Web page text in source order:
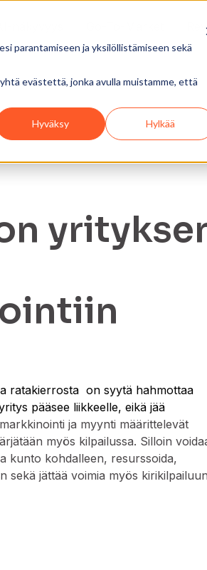
parantamiseen ja yksilöllistämiseen sekä
evästettä, jonka avulla muistamme, että
Hyväksy Hylkää
ratakierrosta on syytä hahmottaa
pääsee liikkeelle, eikä jää
markkinointi ja myynti määrittelevät
myös kilpailussa. Silloin
kunto kohdalleen, resurssoida,
jättää voimia myös